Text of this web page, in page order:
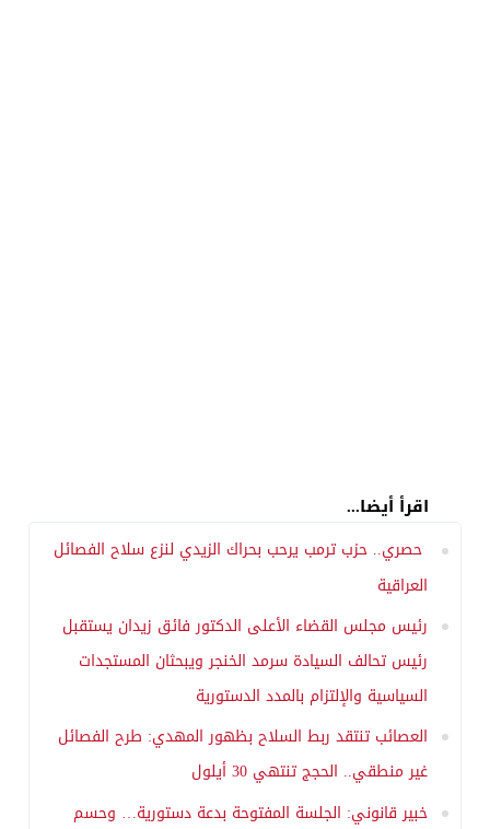
اقرأ أيضا...
حصري.. حزب ترمب يرحب بحراك الزيدي لنزع سلاح الفصائل
العراقية
رئيس مجلس القضاء الأعلى الدكتور فائق زيدان يستقبل
رئيس تحالف السيادة سرمد الخنجر ويبحثان المستجدات
السياسية والإلتزام بالمدد الدستورية
العصائب تنتقد ربط السلاح بظهور المهدي: طرح الفصائل
غير منطقي.. الحجج تنتهي 30 أيلول
خبير قانوني: الجلسة المفتوحة بدعة دستورية… وحسم